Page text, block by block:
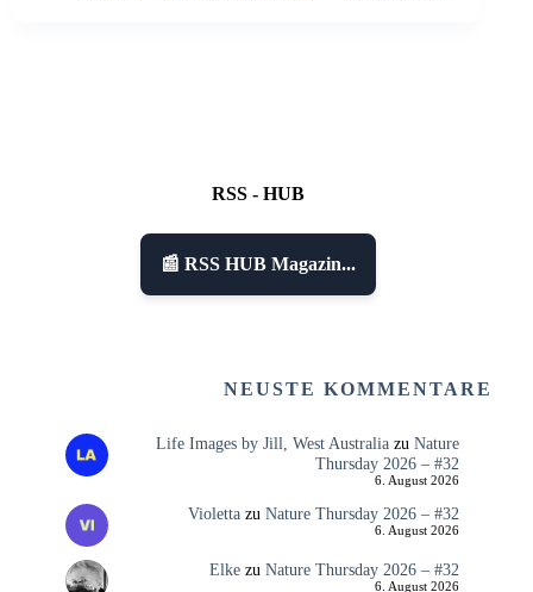
RSS - HUB
📰 RSS HUB Magazin...
NEUSTE KOMMENTARE
Life Images by Jill, West Australiazu Nature
Thursday 2026 – #32
6. August 2026
Violettazu Nature Thursday 2026 – #32
6. August 2026
Elkezu Nature Thursday 2026 – #32
6. August 2026